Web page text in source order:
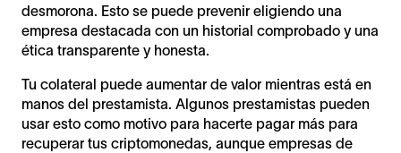
desmorona. Esto se puede prevenir eligiendo una
empresa destacada con un historial comprobado y una
ética transparente y honesta.
Tu colateral puede aumentar de valor mientras está en
manos del prestamista. Algunos prestamistas pueden
usar esto como motivo para hacerte pagar más para
recuperar tus criptomonedas, aunque empresas de